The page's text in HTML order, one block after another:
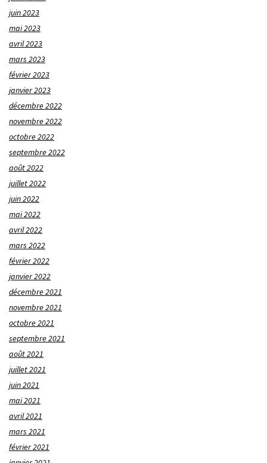
juin 2023
mai 2023
avril 2023
mars 2023
février 2023
janvier 2023
décembre 2022
novembre 2022
octobre 2022
septembre 2022
août 2022
juillet 2022
juin 2022
mai 2022
avril 2022
mars 2022
février 2022
janvier 2022
décembre 2021
novembre 2021
octobre 2021
septembre 2021
août 2021
juillet 2021
juin 2021
mai 2021
avril 2021
mars 2021
février 2021